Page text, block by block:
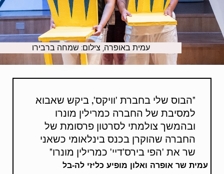
עמית באופרה, צילום: שמחה ברבירו
"הבוס שלי בחברת 'וויקס', ביקש שאבוא
למסיבת של החברה כמרילין מונרו
ובהמשך צולמתי לסרטון פרסומת של
החברה שהוקרן בכנס בינלאומי כשאני
שר את 'הפי בירס'דיי' כמרילין מונרו"
עמית שר אופרה ואלון מופיעכליזי לה-בל